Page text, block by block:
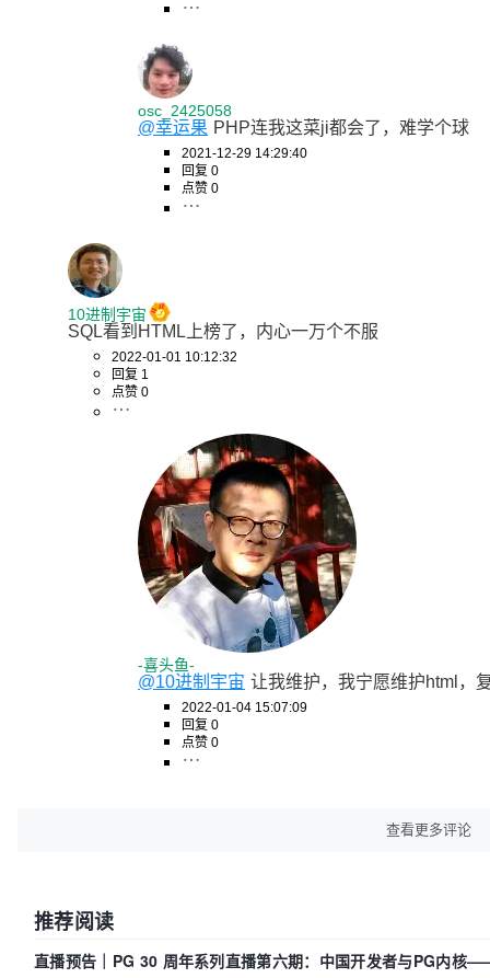
osc_2425058
@幸运果 PHP连我这菜ji都会了，难学个球
2021-12-29 14:29:40
回复 0
点赞 0
10进制宇宙
SQL看到HTML上榜了，内心一万个不服
2022-01-01 10:12:32
回复 1
点赞 0
-喜头鱼-
@10进制宇宙 让我维护，我宁愿维护html，
2022-01-04 15:07:09
回复 0
点赞 0
查看更多评论
推荐阅读
直播预告｜PG 30 周年系列直播第六期：中国开发者与PG内核